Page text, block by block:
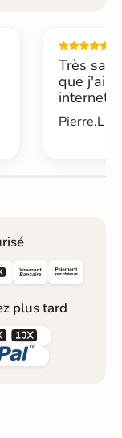
Très
que j'ai
internet....
Pierre.L -
plus tard
